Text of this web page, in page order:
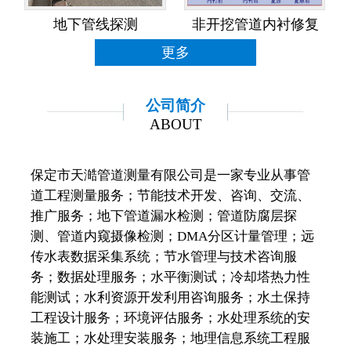
地下管线探测
非开挖管道内衬修复
更多
公司简介
ABOUT
保定市天澔管道测量有限公司是一家专业从事管
道工程测量服务；节能技术开发、咨询、交流、
推广服务；地下管道漏水检测；管道防腐层探
测、管道内窥摄像检测；DMA分区计量管理；远
传水表数据采集系统；节水管理与技术咨询服
务；数据处理服务；水平衡测试；冷却塔热力性
能测试；水利资源开发利用咨询服务；水土保持
工程设计服务；环境评估服务；水处理系统的安
装施工；水处理安装服务；地理信息系统工程服